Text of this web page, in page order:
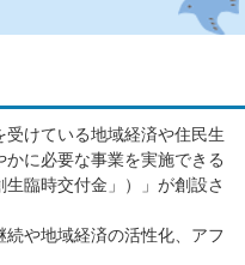
けている地域経済や住民生
に必要な事業を実施できる
臨時交付金」）」が創設さ
や地域経済の活性化、アフ